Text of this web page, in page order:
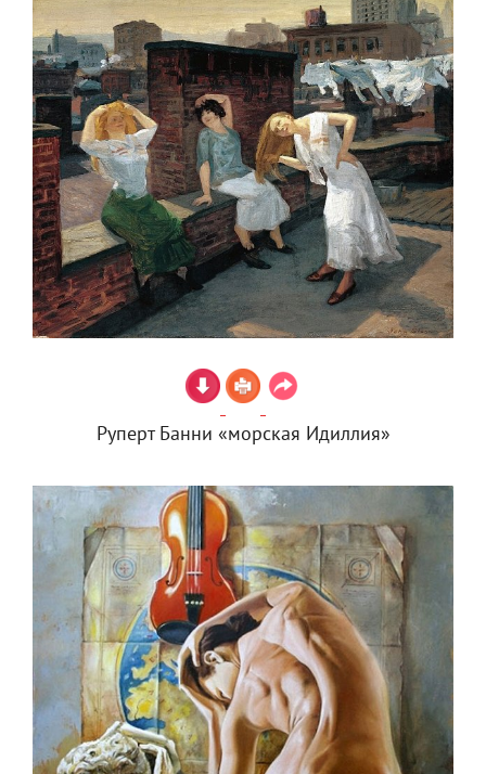
Руперт Банни «морская Идиллия»